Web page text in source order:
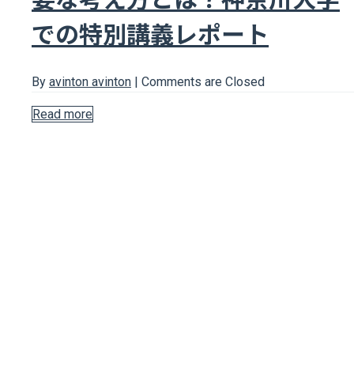
での特別講義レポート
By avinton avinton | Comments are Closed
Read more